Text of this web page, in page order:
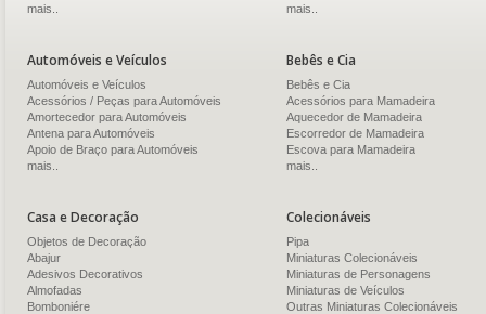
mais..
mais..
Automóveis e Veículos
Automóveis e Veículos
Acessórios / Peças para Automóveis
Amortecedor para Automóveis
Antena para Automóveis
Apoio de Braço para Automóveis
mais..
Bebês e Cia
Bebês e Cia
Acessórios para Mamadeira
Aquecedor de Mamadeira
Escorredor de Mamadeira
Escova para Mamadeira
mais..
Casa e Decoração
Objetos de Decoração
Abajur
Adesivos Decorativos
Almofadas
Bomboniére
Colecionáveis
Pipa
Miniaturas Colecionáveis
Miniaturas de Personagens
Miniaturas de Veículos
Outras Miniaturas Colecionáveis